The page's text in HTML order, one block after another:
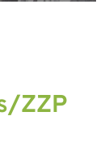
ZZP